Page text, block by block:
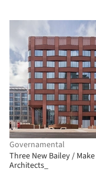
Governamental
Three New Bailey / Make
Architects_